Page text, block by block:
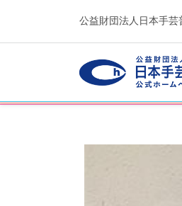
公益財団法人日本手芸